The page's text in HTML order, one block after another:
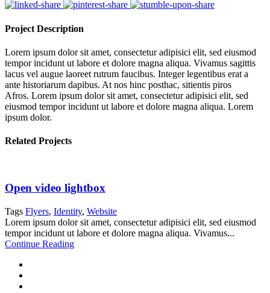
Project Description
Lorem ipsum dolor sit amet, consectetur adipisici elit, sed eiusmod
tempor incidunt ut labore et dolore magna aliqua. Vivamus sagittis
lacus vel augue laoreet rutrum faucibus. Integer legentibus erat a
ante historiarum dapibus. At nos hinc posthac, sitientis piros
Afros. Lorem ipsum dolor sit amet, consectetur adipisici elit, sed
eiusmod tempor incidunt ut labore et dolore magna aliqua. Lorem
ipsum dolor.
Related Projects
Open video lightbox
Tags Flyers, Identity, Website
Lorem ipsum dolor sit amet, consectetur adipisici elit, sed eiusmod
tempor incidunt ut labore et dolore magna aliqua. Vivamus...
Continue Reading